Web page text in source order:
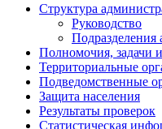
Структура
Руководство
Подразделения
Полномочия, задачи
Территориальные
Подведомственные
Защита населения
Результаты проверок
Статистическая